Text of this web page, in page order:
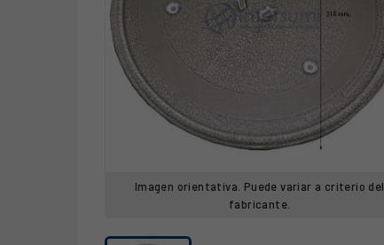
Imagen orientativa. Puede variar a criterio del
fabricante.